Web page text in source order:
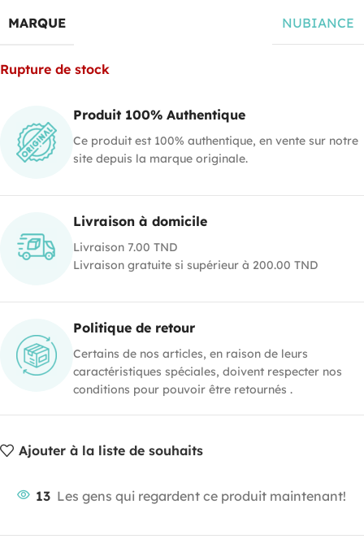
MARQUE NUBIANCE
Rupture de stock
Produit 100% Authentique
Ce produit est 100% authentique, en vente sur notre
site depuis la marque originale.
Livraison à domicile
Livraison 7.00 TND
Livraison gratuite si supérieur à 200.00 TND
Politique de retour
Certains de nos articles, en raison de leurs
caractéristiques spéciales, doivent respecter nos
conditions pour pouvoir être retournés .
Ajouter à la liste de souhaits
13 Les gens qui regardent ce produit maintenant!